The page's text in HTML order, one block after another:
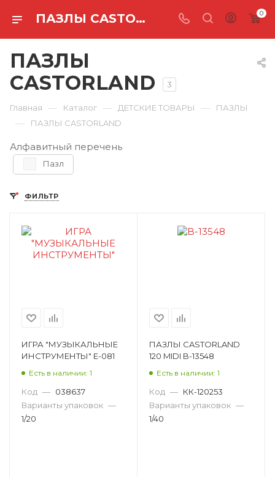
ПАЗЛЫ CASTORLAND 0
ПАЗЛЫ
CASTORLAND
3
Главная — Каталог — ДЕТСКИЕ ТОВАРЫ — ПАЗЛЫ
— ПАЗЛЫ CASTORLAND
Алфавитный перечень
Пазл
ФИЛЬТР
ИГРА "МУЗЫКАЛЬНЫЕ
ИНСТРУМЕНТЫ" E-081
Есть в наличии: 1
Код — 038637
Варианты упаковок —
1/20
ПАЗЛЫ CASTORLAND
120 MIDI B-13548
Есть в наличии: 1
Код — КК-120253
Варианты упаковок —
1/40